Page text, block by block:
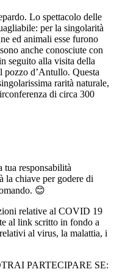
Lo spettacolo delle
per la singolarità
ed animali esse furono
anche conosciute con
seguito alla visita della
pozzo d’Antullo. Questa
rarità naturale,
di circa 300
tua responsabilità
la chiave per godere di
😊
relative al COVID 19
al link scritto in fondo a
al virus, la malattia, i
PARTECIPARE SE: